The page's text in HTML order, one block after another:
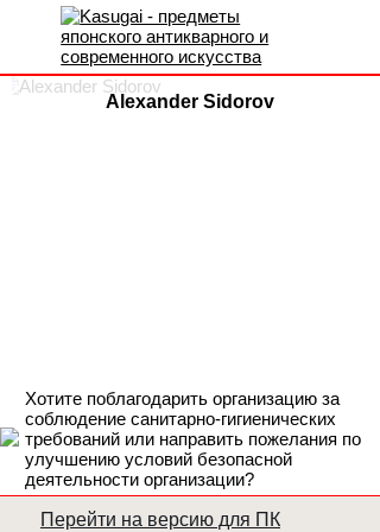
Alexander Sidorov
Хотите поблагодарить организацию за
соблюдение санитарно-гигиенических
требований или направить пожелания по
улучшению условий безопасной
деятельности организации?
Перейти на версию для ПК